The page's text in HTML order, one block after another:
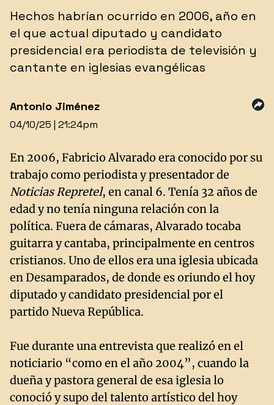
Hechos habrían ocurrido en 2006, año en
el que actual diputado y candidato
presidencial era periodista de televisión y
cantante en iglesias evangélicas
Antonio Jiménez
04/10/25 | 21:24pm
En 2006, Fabricio Alvarado era conocido por su
trabajo como periodista y presentador de
Noticias Repretel, en canal 6. Tenía 32 años de
edad y no tenía ninguna relación con la
política. Fuera de cámaras, Alvarado tocaba
guitarra y cantaba, principalmente en centros
cristianos. Uno de ellos era una iglesia ubicada
en Desamparados, de donde es oriundo el hoy
diputado y candidato presidencial por el
partido Nueva República.
Fue durante una entrevista que realizó en el
noticiario “como en el año 2004”, cuando la
dueña y pastora general de esa iglesia lo
conoció y supo del talento artístico del hoy